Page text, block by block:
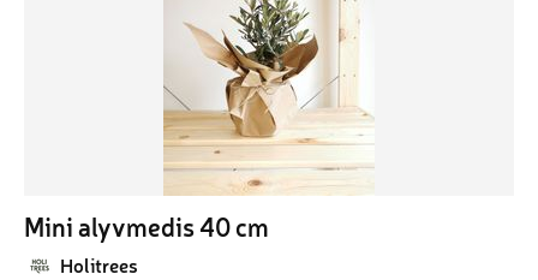
Mini alyvmedis 40 cm
Holitrees